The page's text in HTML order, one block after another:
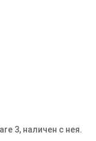
3, наличен с нея.